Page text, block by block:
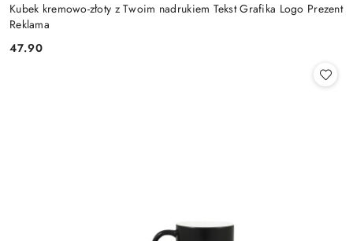
Kubek kremowo-złoty z Twoim nadrukiem Tekst Grafika Logo Prezent
Reklama
Cena:
47.90